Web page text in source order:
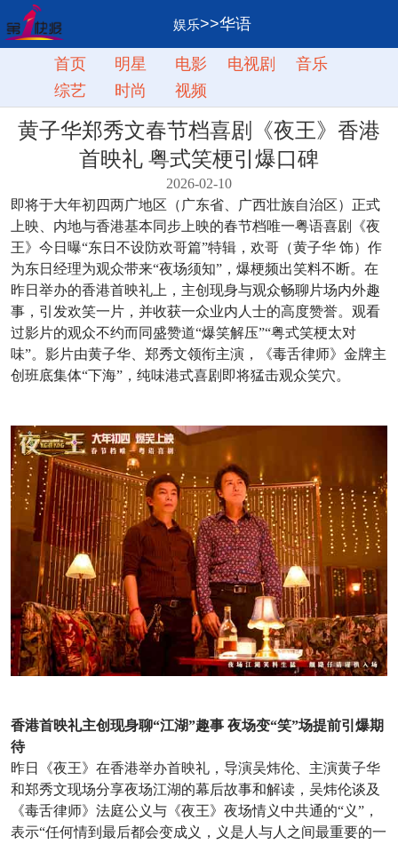
娱乐>>华语
首页 明星 电影 电视剧
音乐
综艺
时尚 视频
黄子华郑秀文春节档喜剧《夜王》香港
首映礼 粤式笑梗引爆口碑
2026-02-10
即将于大年初四两广地区（广东省、广西壮族自治区）正式
上映、内地与香港基本同步上映的春节档唯一粤语喜剧《夜
王》今日曝“东日不设防欢哥篇”特辑，欢哥（黄子华 饰）作
为东日经理为观众带来“夜场须知”，爆梗频出笑料不断。在
昨日举办的香港首映礼上，主创现身与观众畅聊片场内外趣
事，引发欢笑一片，并收获一众业内人士的高度赞誉。观看
过影片的观众不约而同盛赞道“爆笑解压”“粤式笑梗太对
味”。影片由黄子华、郑秀文领衔主演，《毒舌律师》金牌主
创班底集体“下海”，纯味港式喜剧即将猛击观众笑穴。
香港首映礼主创现身聊“江湖”趣事 夜场变“笑”场提前引爆期
待
昨日《夜王》在香港举办首映礼，导演吴炜伦、主演黄子华
和郑秀文现场分享夜场江湖的幕后故事和解读，吴炜伦谈及
《毒舌律师》法庭公义与《夜王》夜场情义中共通的“义”，
表示“任何情到最后都会变成义，义是人与人之间最重要的一